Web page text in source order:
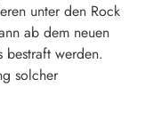
unter den Rock
ab dem neuen
bestraft werden.
solcher